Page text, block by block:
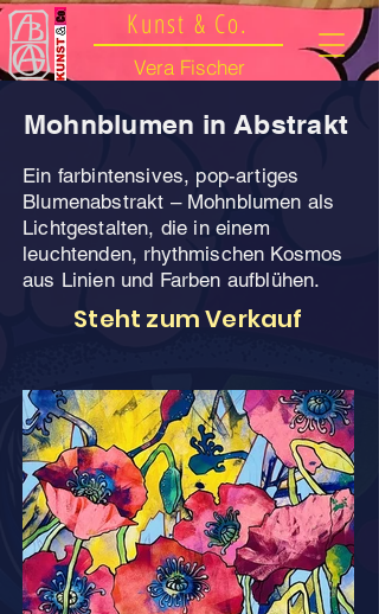
Kunst & Co.
Vera Fischer
Mohnblumen in Abstrakt
Ein farbintensives, pop-artiges
Blumenabstrakt – Mohnblumen als
Lichtgestalten, die in einem
leuchtenden, rhythmischen Kosmos
aus Linien und Farben aufblühen.
Steht zum Verkauf